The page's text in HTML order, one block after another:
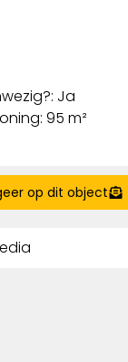
Ja
95 m²
op dit object